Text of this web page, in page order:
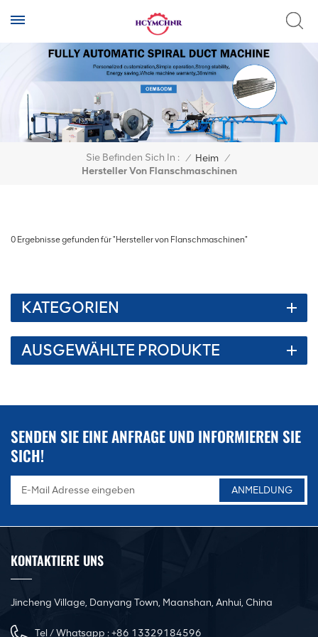
Sie Befinden Sich In : / Heim /
Hersteller Von Flanschmaschinen
0 Ergebnisse gefunden für "Hersteller von Flanschmaschinen"
KATEGORIEN
AUSGEWÄHLTE PRODUKTE
SENDEN SIE EINE ANFRAGE UND INFORMIEREN SIE
SICH!
KONTAKTIERE UNS
Jincheng Village, Danyang Town, Maanshan, Anhui, China
Tel / Whatsapp :+86 13329184596